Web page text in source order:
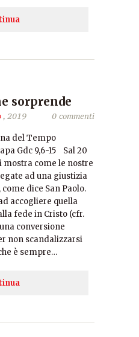
sorprende
, 2019 0 commenti
del Tempo
Gdc 9,6-15 Sal 20
mostra come le nostre
ad una giustizia
dice San Paolo.
accogliere quella
fede in Cristo (cfr.
conversione
non scandalizzarsi
è sempre…